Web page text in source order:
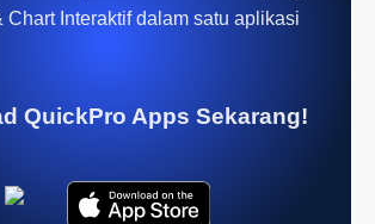
Chart Interaktif dalam satu aplikasi
QuickPro Apps Sekarang!